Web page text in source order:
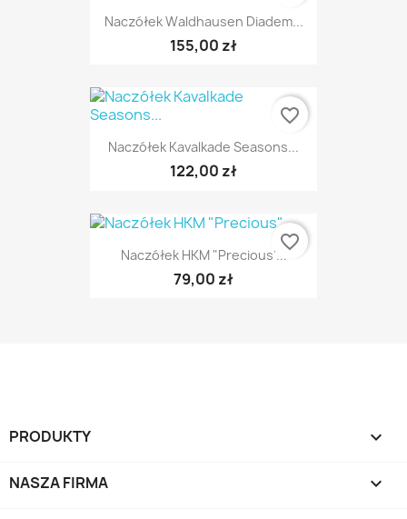
Naczółek Waldhausen Diadem...
155,00 zł
Naczółek Kavalkade Seasons...
122,00 zł
favorite_border
Naczółek HKM "Precious"...
79,00 zł
favorite_border
PRODUKTY 
NASZA FIRMA 